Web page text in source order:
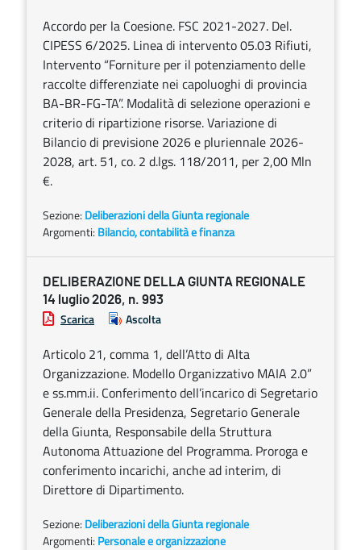
Accordo per la Coesione. FSC 2021-2027. Del.
CIPESS 6/2025. Linea di intervento 05.03 Rifiuti,
Intervento “Forniture per il potenziamento delle
raccolte differenziate nei capoluoghi di provincia
BA-BR-FG-TA”. Modalità di selezione operazioni e
criterio di ripartizione risorse. Variazione di
Bilancio di previsione 2026 e pluriennale 2026-
2028, art. 51, co. 2 d.lgs. 118/2011, per 2,00 Mln
€.
Sezione: Deliberazioni della Giunta regionale
Argomenti: Bilancio, contabilità e finanza
DELIBERAZIONE DELLA GIUNTA REGIONALE
14 luglio 2026, n. 993
Scarica Ascolta
Articolo 21, comma 1, dell’Atto di Alta
Organizzazione. Modello Organizzativo MAIA 2.0”
e ss.mm.ii. Conferimento dell’incarico di Segretario
Generale della Presidenza, Segretario Generale
della Giunta, Responsabile della Struttura
Autonoma Attuazione del Programma. Proroga e
conferimento incarichi, anche ad interim, di
Direttore di Dipartimento.
Sezione: Deliberazioni della Giunta regionale
Argomenti: Personale e organizzazione